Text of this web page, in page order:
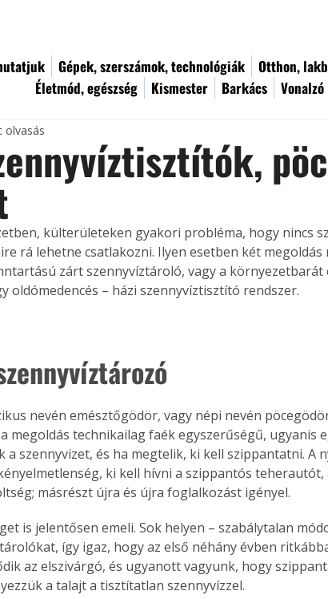
Gépek, szerszámok, technológiák Otthon,
Életmód, egészség
Kismester Barkács Vonalzó
olvasás
külterületeken gyakori probléma, hogy nincs
rá lehetne csatlakozni. Ilyen esetben két megoldás
zárt szennyvíztároló, vagy a környezetbarát
oldómedencés – házi szennyvíztisztító rendszer.
nevén emésztőgödör, vagy népi nevén
megoldás technikailag faék egyszerűségű, ugyanis
a szennyvizet, és ha megtelik, ki kell szippantatni. A
ki kell hívni a szippantós teherautót,
másrészt újra és újra foglalkozást igényel.
is jelentősen emeli. Sok helyen – szabálytalan
így igaz, hogy az első néhány évben
az elszivárgó, és ugyanott vagyunk, hogy
a talajt a tisztítatlan szennyvízzel.